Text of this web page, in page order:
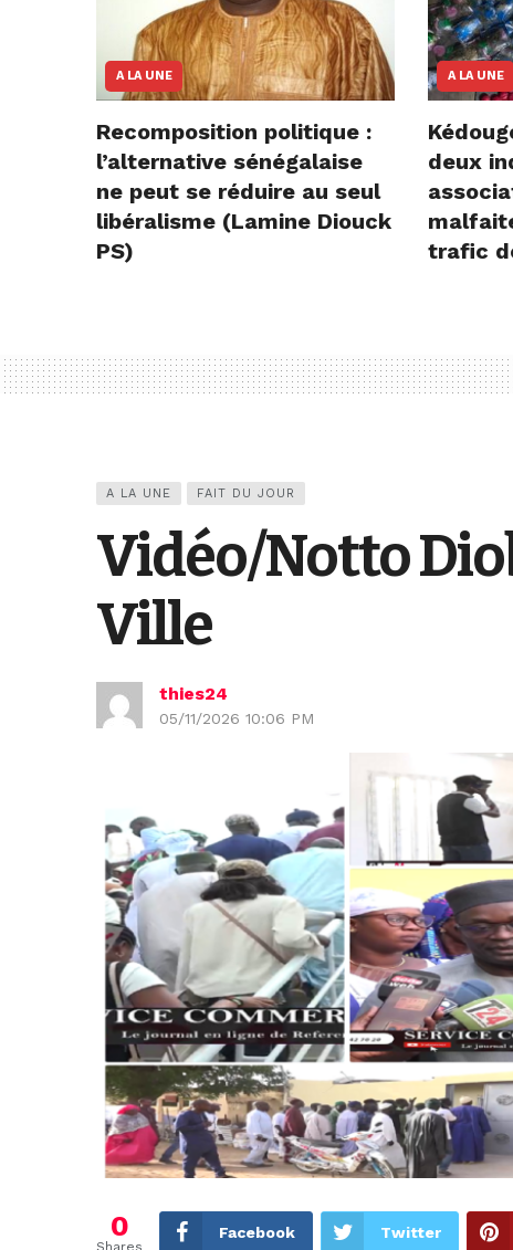
A LA UNE
Recomposition politique :
l’alternative sénégalaise
ne peut se réduire au seul
libéralisme (Lamine Diouck
PS)
A LA UNE
deux
trafic
A LA UNE FAIT DU JOUR
Vidéo/Notto
Ville
thies24
05/11/2026 10:06 PM
0
Shares
Facebook Twitter